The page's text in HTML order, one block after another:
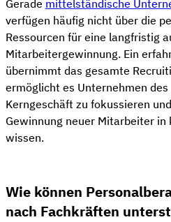
Gerade mittelständische
verfügen häufig nicht über die
Ressourcen für eine langfristig
Mitarbeitergewinnung. Ein
übernimmt das gesamte
ermöglicht es Unternehmen
Kerngeschäft zu fokussieren
Gewinnung neuer Mitarbeiter in
wissen.
Wie können
nach Fachkräften